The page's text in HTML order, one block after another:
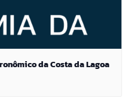
da Costa da Lagoa